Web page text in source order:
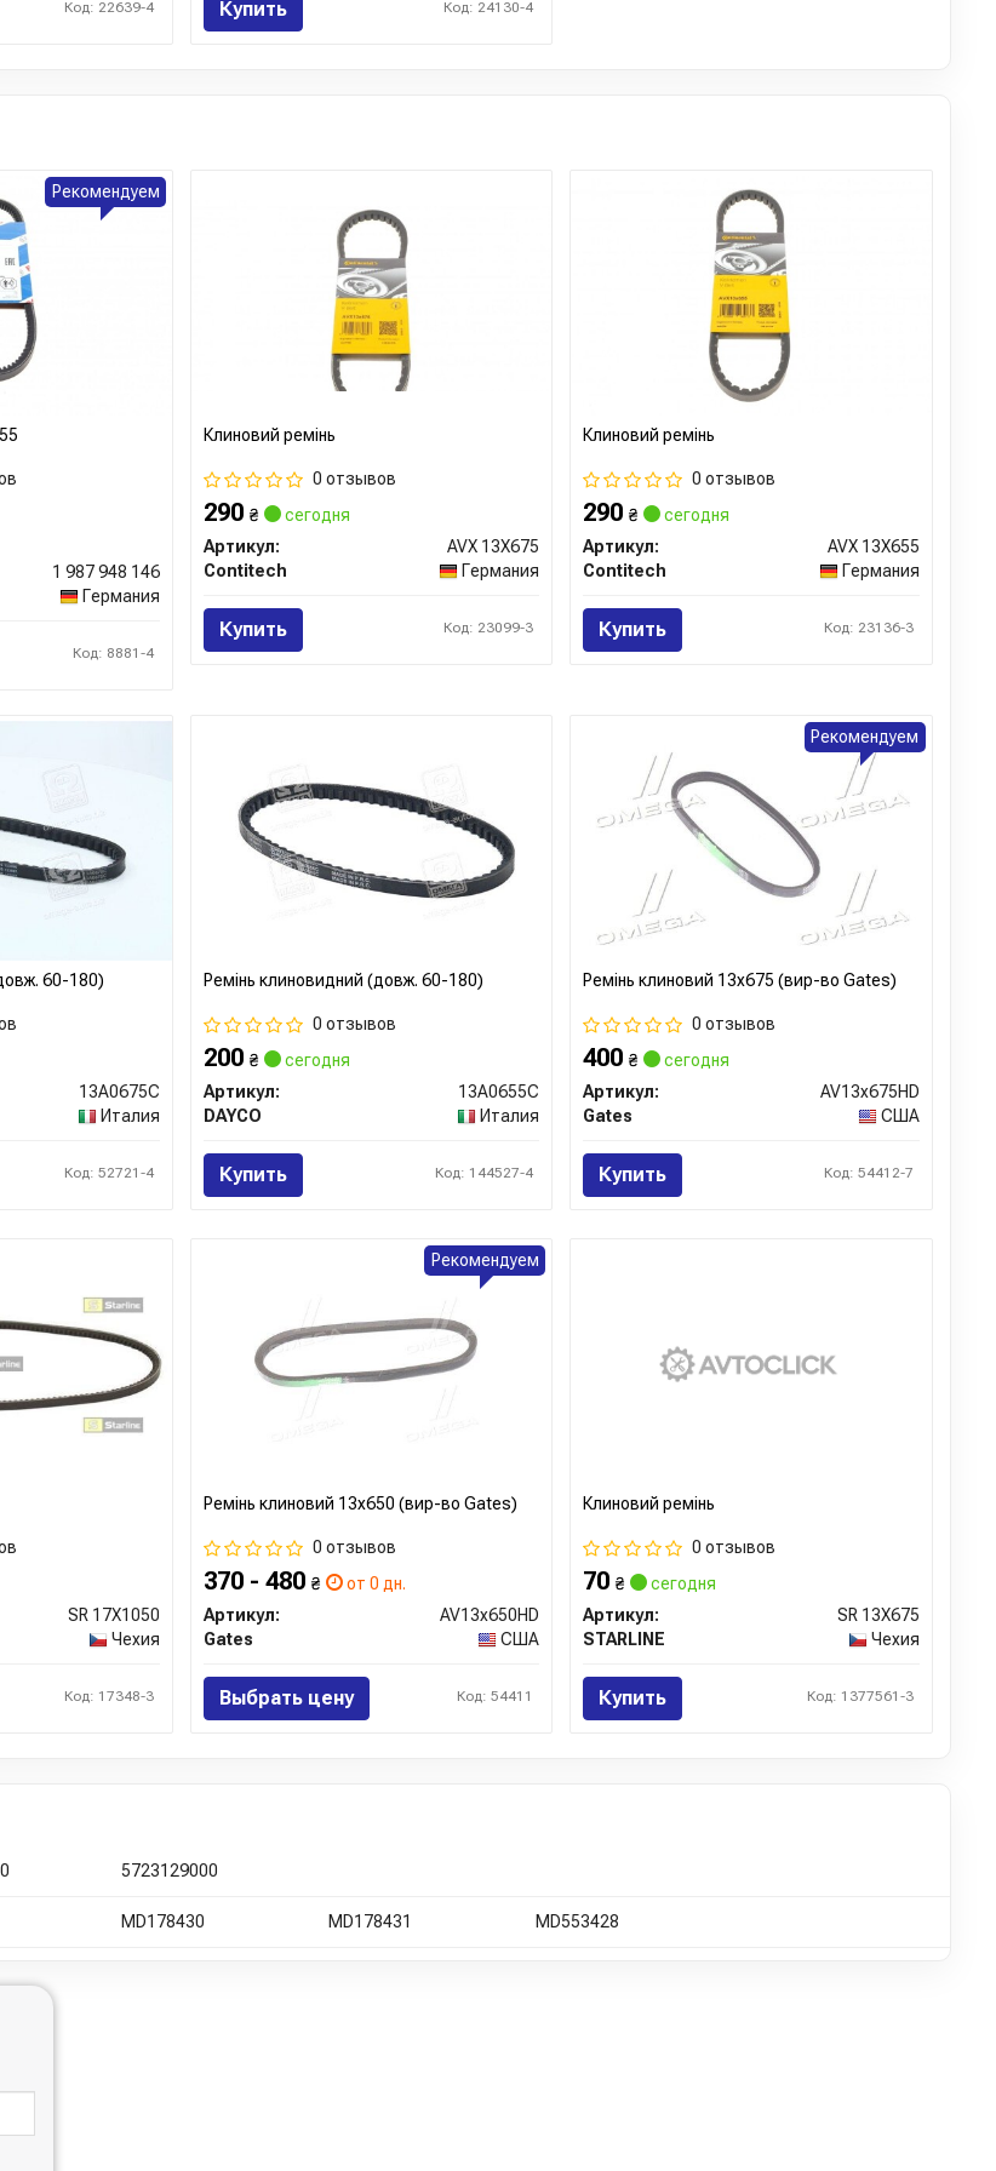
Код: 22639-4 Купить Код: 24130-4
1 987 948 146
Германия
Код: 8881-4
Рекомендуем
Клиновий ремінь
0 отзывов
290 ₴
сегодня
Артикул:
AVX 13X675
Contitech
Германия
Купить Код: 23099-3
Клиновий ремінь
0 отзывов
290₴
сегодня
Артикул:
AVX 13X655
Contitech
Германия
Купить Код: 23136-3
60-180)
13A0675C
Италия
Код: 52721-4
Ремінь клиновидний (довж. 60-180)
0 отзывов
200 ₴
сегодня
Артикул:
13A0655C
DAYCO
Италия
Купить Код: 144527-4
Ремінь клиновий 13x675 (вир-во Gates)
0 отзывов
400₴
сегодня
Артикул:
AV13x675HD
Gates
США
Купить Код: 54412-7
Рекомендуем
SR 17X1050
Чехия
Код: 17348-3
Ремінь клиновий 13x650 (вир-во Gates)
0 отзывов
370 - 480 ₴
от 0 дн.
Артикул:
AV13x650HD
Gates
США
Выбрать цену Код: 54411
Рекомендуем
Клиновий ремінь
0 отзывов
70₴
сегодня
Артикул:
SR 13X675
STARLINE
Чехия
Купить Код: 1377561-3
5723129000
MD178430 MD178431 MD553428